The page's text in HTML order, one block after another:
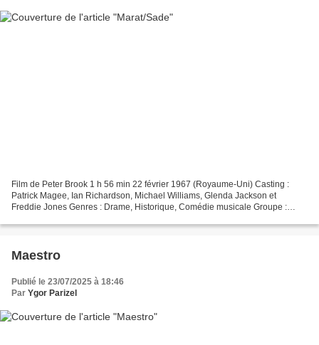
Film de Peter Brook 1 h 56 min 22 février 1967 (Royaume-Uni) Casting :
Patrick Magee, Ian Richardson, Michael Williams, Glenda Jackson et
Freddie Jones Genres : Drame, Historique, Comédie musicale Groupe :
Maestro
Publié le 23/07/2025 à 18:46
Par Ygor Parizel